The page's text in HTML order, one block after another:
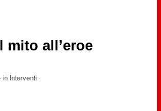
mito all’eroe
in Interventi·